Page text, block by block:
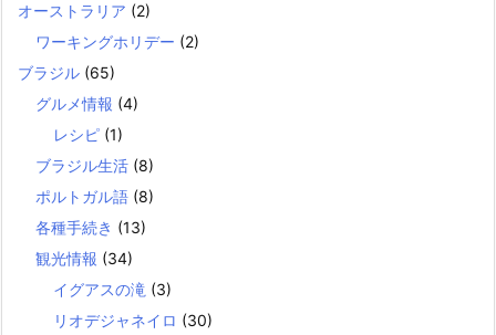
オーストラリア (2)
ワーキングホリデー (2)
ブラジル (65)
グルメ情報 (4)
レシピ (1)
ブラジル生活 (8)
ポルトガル語 (8)
各種手続き (13)
観光情報 (34)
イグアスの滝 (3)
リオデジャネイロ (30)